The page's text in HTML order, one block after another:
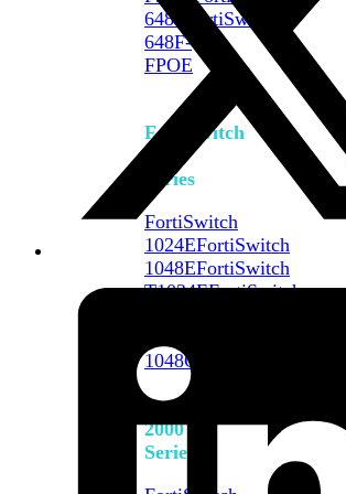
648F
FortiSwitch
648F-
FPOE
FortiSwitch
Series
FortiSwitch
1024EFortiSwitch
1048EFortiSwitch
T1024EFortiSwitch
1048G
FortiSwitch
2000
Series